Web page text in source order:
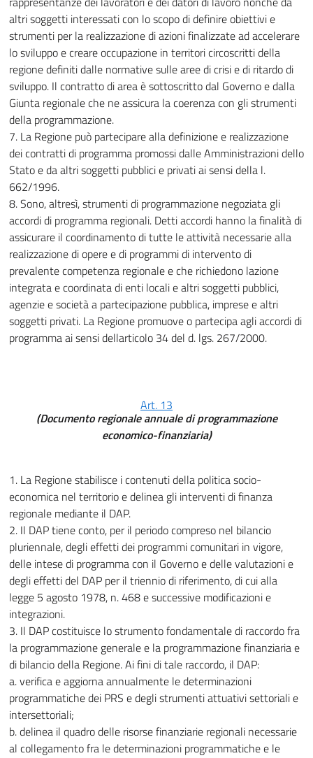
altri soggetti interessati con lo scopo di definire obiettivi e
strumenti per la realizzazione di azioni finalizzate ad accelerare
lo sviluppo e creare occupazione in territori circoscritti della
regione definiti dalle normative sulle aree di crisi e di ritardo di
sviluppo. Il contratto di area è sottoscritto dal Governo e dalla
Giunta regionale che ne assicura la coerenza con gli strumenti
della programmazione.
7. La Regione può partecipare alla definizione e realizzazione
dei contratti di programma promossi dalle Amministrazioni dello
Stato e da altri soggetti pubblici e privati ai sensi della l.
662/1996.
8. Sono, altresì, strumenti di programmazione negoziata gli
accordi di programma regionali. Detti accordi hanno la finalità di
assicurare il coordinamento di tutte le attività necessarie alla
realizzazione di opere e di programmi di intervento di
prevalente competenza regionale e che richiedono lazione
integrata e coordinata di enti locali e altri soggetti pubblici,
agenzie e società a partecipazione pubblica, imprese e altri
soggetti privati. La Regione promuove o partecipa agli accordi di
programma ai sensi dellarticolo 34 del d. lgs. 267/2000.
Art. 13
(Documento regionale annuale di programmazione
economico-finanziaria)
1. La Regione stabilisce i contenuti della politica socio-
economica nel territorio e delinea gli interventi di finanza
regionale mediante il DAP.
2. Il DAP tiene conto, per il periodo compreso nel bilancio
pluriennale, degli effetti dei programmi comunitari in vigore,
delle intese di programma con il Governo e delle valutazioni e
degli effetti del DAP per il triennio di riferimento, di cui alla
legge 5 agosto 1978, n. 468 e successive modificazioni e
integrazioni.
3. Il DAP costituisce lo strumento fondamentale di raccordo fra
la programmazione generale e la programmazione finanziaria e
di bilancio della Regione. Ai fini di tale raccordo, il DAP:
a. verifica e aggiorna annualmente le determinazioni
programmatiche dei PRS e degli strumenti attuativi settoriali e
intersettoriali;
b. delinea il quadro delle risorse finanziarie regionali necessarie
al collegamento fra le determinazioni programmatiche e le